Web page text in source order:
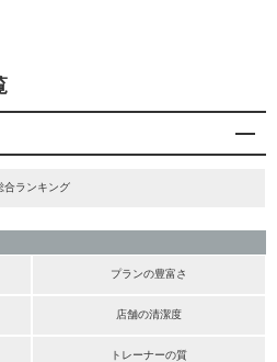
合ランキング
プランの豊富さ
店舗の清潔度
トレーナーの質